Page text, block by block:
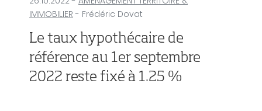
IMMOBILIER - Frédéric Dovat
Le taux hypothécaire de
référence au 1er septembre
2022 reste fixé à 1.25 %